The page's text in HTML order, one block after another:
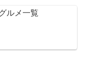
ルメ一覧